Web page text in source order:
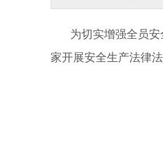
为切实增强全员
家开展安全生产法律